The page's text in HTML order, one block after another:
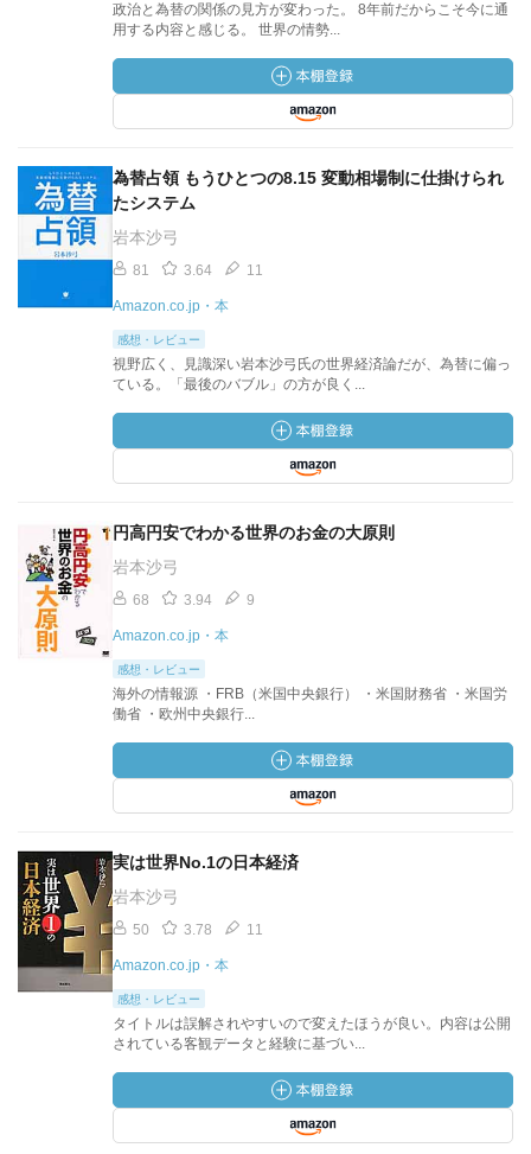
政治と為替の関係の見方が変わった。 8年前だからこそ今に通
用する内容と感じる。 世界の情勢...
為替占領 もうひとつの8.15 変動相場制に仕掛けられ
たシステム
岩本沙弓
81 3.64 11
Amazon.co.jp・本
感想・レビュー
視野広く、見識深い岩本沙弓氏の世界経済論だが、為替に偏っ
ている。「最後のバブル」の方が良く...
円高円安でわかる世界のお金の大原則
岩本沙弓
68 3.94 9
Amazon.co.jp・本
感想・レビュー
海外の情報源 ・FRB（米国中央銀行） ・米国財務省 ・米国労
働省 ・欧州中央銀行...
実は世界No.1の日本経済
岩本沙弓
50 3.78 11
Amazon.co.jp・本
感想・レビュー
タイトルは誤解されやすいので変えたほうが良い。内容は公開
されている客観データと経験に基づい...